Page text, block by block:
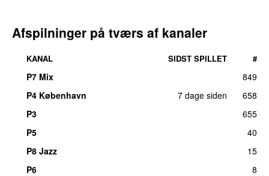
Afspilninger på tværs af kanaler
KANAL SIDST SPILLET #
P7 Mix
849
P4 København
7 dage siden
658
P3
655
P5
40
P8 Jazz
15
P6
8